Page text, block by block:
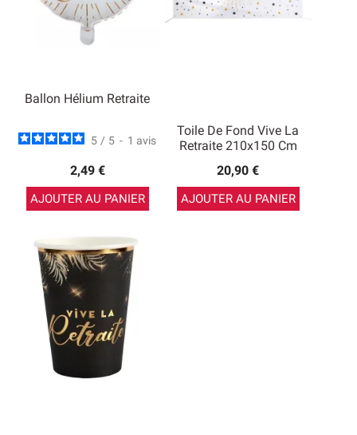
Ballon Hélium Retraite
5 / 5 - 1 avis
2,49 €
AJOUTER AU PANIER
Toile De Fond Vive La
Retraite 210x150 Cm
20,90 €
AJOUTER AU PANIER